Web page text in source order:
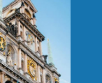
PT
PL